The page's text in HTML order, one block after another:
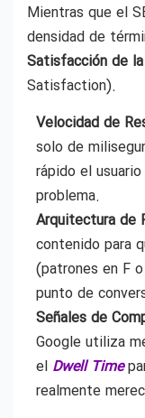
Mientras que el
densidad de
Satisfacción de
Satisfaction).
Velocidad de
solo de
rápido el
problema.
Arquitectura de
contenido para
(patrones en F
punto de
Señales de
Google utiliza
el Dwell Time
realmente